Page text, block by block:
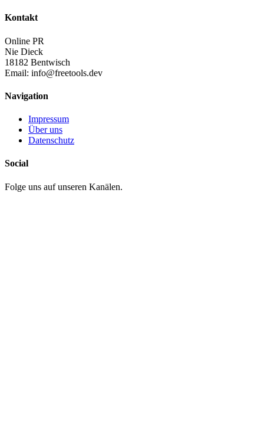
Kontakt
Online PR
Nie Dieck
18182 Bentwisch
Email: info@freetools.dev
Navigation
Impressum
Über uns
Datenschutz
Social
Folge uns auf unseren Kanälen.